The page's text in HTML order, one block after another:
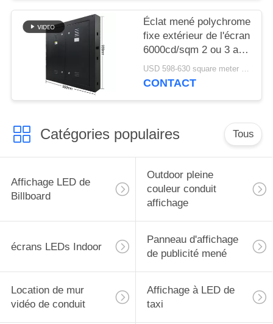
Éclat mené polychrome
fixe extérieur de l'écran
6000cd/sqm 2 ou 3 ans
de garantie
USD 598-630 square meter MOQ:1 mètre carré
CONTACT
Catégories populaires Tous
Affichage LED de
Billboard
Outdoor pleine
couleur conduit
affichage
écrans LEDs Indoor
Panneau d'affichage
de publicité mené
Location de mur
vidéo de conduit
Affichage à LED de
taxi